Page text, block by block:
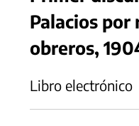
Palacios por
obreros,
Libro electrónico